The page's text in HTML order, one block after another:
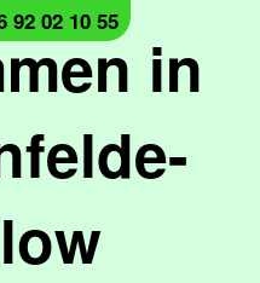
in
92 02 10 55